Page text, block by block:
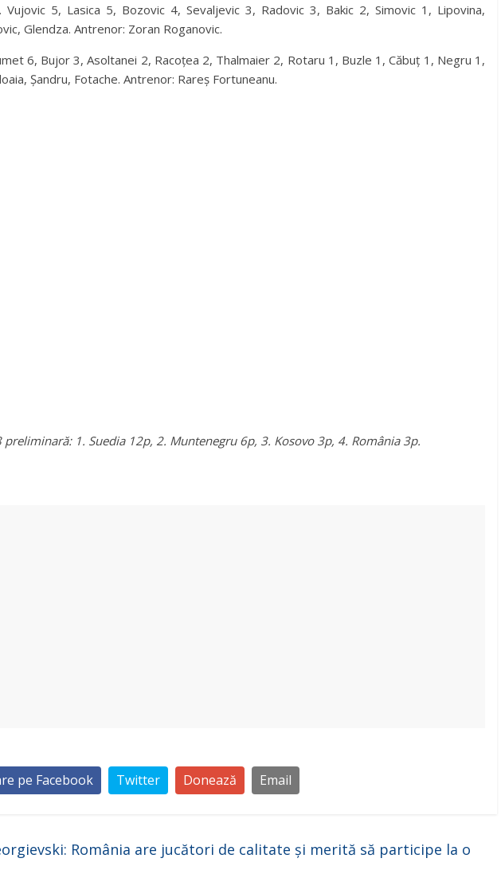
V
i
Vujovic 5, Lasica 5, Bozovic 4, Sevaljevic 3, Radovic 3, Bakic 2, Simovic 1, Lipovina,
Glendza. Antrenor: Zoran Roganovic.
6, Bujor 3, Asoltanei 2, Racoțea 2, Thalmaier 2, Rotaru 1, Buzle 1, Căbuț 1, Negru 1,
Șandru, Fotache. Antrenor: Rareș Fortuneanu.
preliminară: 1. Suedia 12p, 2. Muntenegru 6p, 3. Kosovo 3p, 4. România 3p.
pe Facebook Twitter Donează Email
România are jucători de calitate și merită să participe la o